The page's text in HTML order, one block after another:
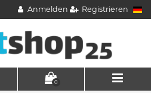
Anmelden Registrieren
0